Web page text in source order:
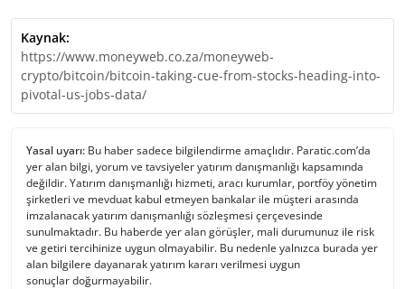
Kaynak:
https://www.moneyweb.co.za/moneyweb-
crypto/bitcoin/bitcoin-taking-cue-from-stocks-heading-into-
pivotal-us-jobs-data/
Yasal uyarı: Bu haber sadece bilgilendirme amaçlıdır. Paratic.com’da
yer alan bilgi, yorum ve tavsiyeler yatırım danışmanlığı kapsamında
değildir. Yatırım danışmanlığı hizmeti, aracı kurumlar, portföy yönetim
şirketleri ve mevduat kabul etmeyen bankalar ile müşteri arasında
imzalanacak yatırım danışmanlığı sözleşmesi çerçevesinde
sunulmaktadır. Bu haberde yer alan görüşler, mali durumunuz ile risk
ve getiri tercihinize uygun olmayabilir. Bu nedenle yalnızca burada yer
alan bilgilere dayanarak yatırım kararı verilmesi uygun
sonuçlar doğurmayabilir.